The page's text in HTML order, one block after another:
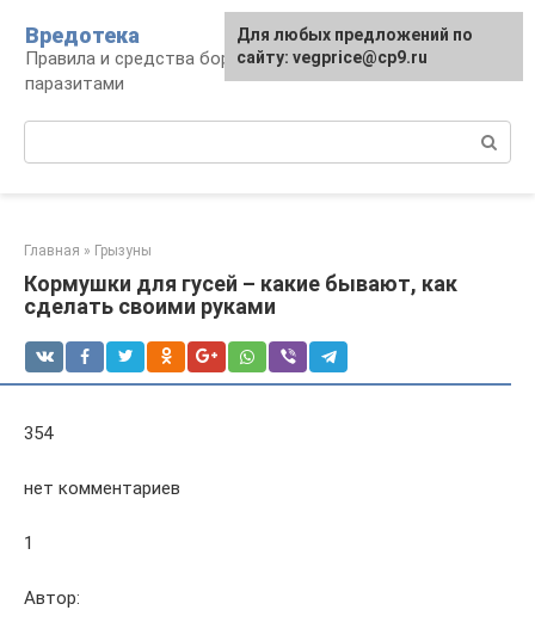
контенту
Вредотека
Правила и средства борьбы с вредителями и
паразитами
Главная » Грызуны
Кормушки для гусей – какие бывают, как
сделать своими руками
354
нет комментариев
1
Автор:
Для любых предложений по
сайту: vegprice@cp9.ru